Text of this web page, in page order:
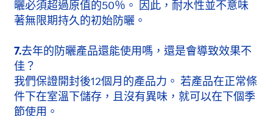
曬必須超過原值的50％。 因此，耐水性並不意味
著無限期持久的初始防曬。
7.去年的防曬產品還能使用嗎，還是會導致效果不
佳？
我們保證開封後12個月的產品力。 若產品在正常條
件下在室溫下儲存，且沒有異味，就可以在下個季
節使用。